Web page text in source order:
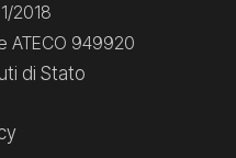
2018
ATECO 949920
di Stato